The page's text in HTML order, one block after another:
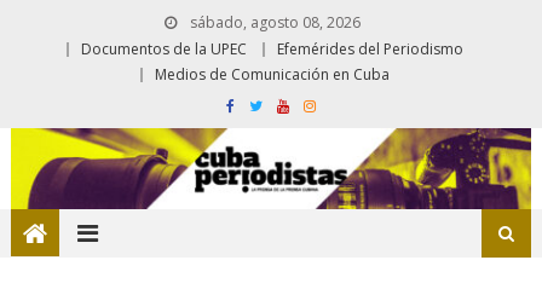
sábado, agosto 08, 2026
Documentos de la UPEC
Efemérides del Periodismo
Medios de Comunicación en Cuba